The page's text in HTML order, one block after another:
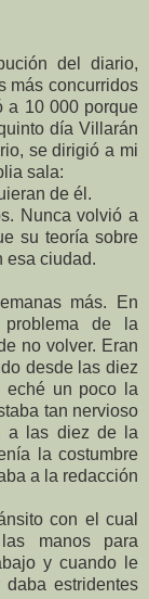
del diario,
más concurridos
a 10 000 porque
día Villarán
se dirigió a mi
sala:
de él.
Nunca volvió a
su teoría sobre
esa ciudad.
más. En
de la
no volver. Eran
desde las diez
eché un poco la
tan nervioso
a las diez de la
la costumbre
a la redacción
con el cual
manos para
y cuando le
estridentes